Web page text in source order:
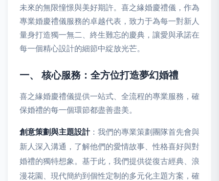
未來的無限憧憬與美好期許。喜之緣婚慶禮儀，作為
專業婚慶禮儀服務的卓越代表，致力于為每一對新人
量身打造獨一無二、終生難忘的慶典，讓愛與承諾在
每一個精心設計的細節中綻放光芒。
一、 核心服務：全方位打造夢幻婚禮
喜之緣婚慶禮儀提供一站式、全流程的專業服務，確
保婚禮的每一個環節都盡善盡美。
創意策劃與主題設計：我們的專業策劃團隊首先會與
新人深入溝通，了解他們的愛情故事、性格喜好與對
婚禮的獨特想象。基于此，我們提供從復古經典、浪
漫花園、現代簡約到個性定制的多元化主題方案，確